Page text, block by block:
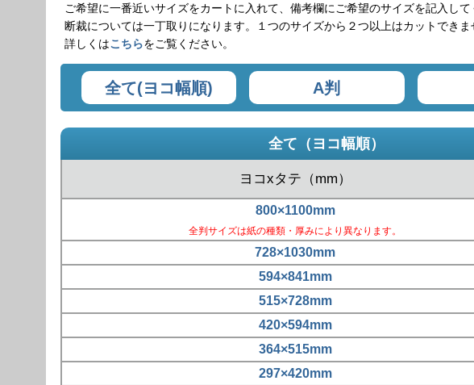
ご希望に一番近いサイズをカートに入れて、備考欄にご希望のサイズを記入して
断裁については一丁取りになります。１つのサイズから２つ以上はカットできま
詳しくはこちらをご覧ください。
全て(ヨコ幅順) A判
全て（ヨコ幅順）
ヨコxタテ（mm）
800×1100mm
全判サイズは紙の種類・厚みにより異なります。
728×1030mm
594×841mm
515×728mm
420×594mm
364×515mm
297×420mm